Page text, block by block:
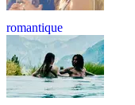
romantique